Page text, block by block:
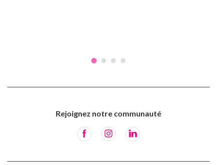
Rejoignez notre communauté